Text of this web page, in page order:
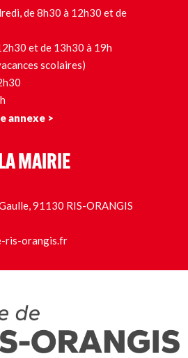
de 8h30 à 12h30 et de
et de 13h30 à 19h
scolaires)
annexe >
MAIRIE
91130 RIS-ORANGIS
ris-orangis.fr